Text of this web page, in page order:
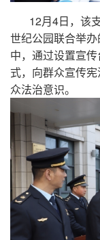
12月4日，该
世纪公园联合举办
中，通过设置宣
式，向群众宣传
众法治意识。